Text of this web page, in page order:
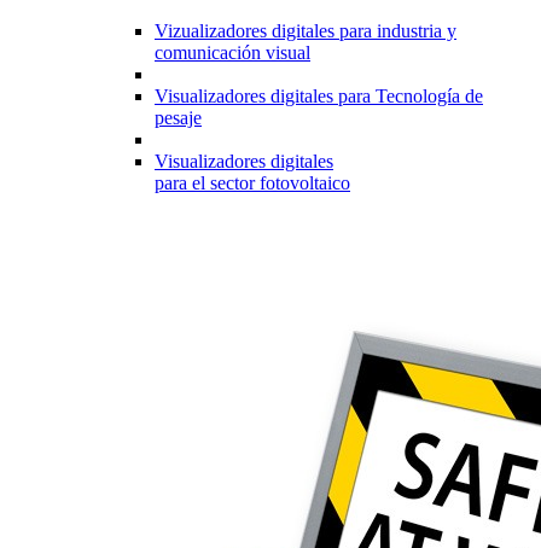
Vizualizadores digitales para industria y
comunicación visual
Visualizadores digitales para Tecnología de
pesaje
Visualizadores digitales
para el sector fotovoltaico